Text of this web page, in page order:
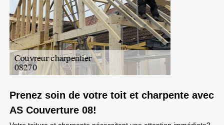
Prenez soin de votre toit et charpente avec
AS Couverture 08!